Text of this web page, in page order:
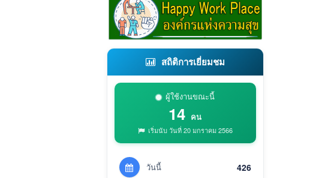
สถิติการเยี่ยมชม
ผู้ใช้งานขณะนี้
14 คน
เริ่มนับ วันที่ 20 มกราคม 2566
วันนี้ 426